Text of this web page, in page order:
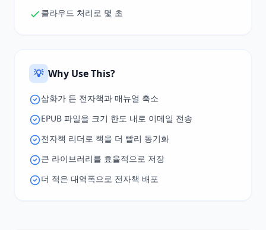
클라우드 처리로 몇 초
💡 Why Use This?
삽화가 든 전자책과 매뉴얼 축소
EPUB 파일을 크기 한도 내로 이메일 전송
전자책 리더로 책을 더 빨리 동기화
큰 라이브러리를 효율적으로 저장
더 적은 대역폭으로 전자책 배포